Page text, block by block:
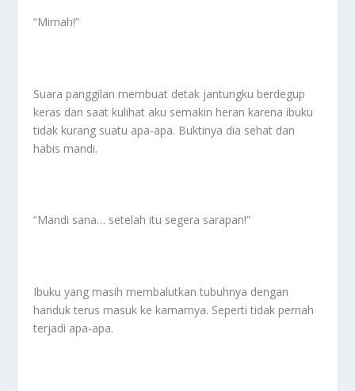
“Mirnah!”
Suara panggilan membuat detak jantungku berdegup
keras dan saat kulihat aku semakin heran karena ibuku
tidak kurang suatu apa-apa. Buktinya dia sehat dan
habis mandi.
“Mandi sana… setelah itu segera sarapan!”
Ibuku yang masih membalutkan tubuhnya dengan
handuk terus masuk ke kamarnya. Seperti tidak pernah
terjadi apa-apa.